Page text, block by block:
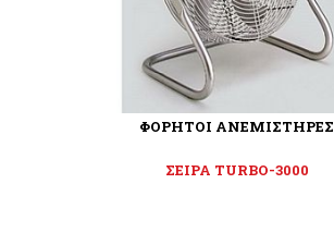
ΦΟΡΗΤΟΙ ΑΝΕΜΙΣΤΗΡΕΣ
ΣΕΙΡΑ TURBO-3000